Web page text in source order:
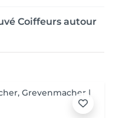
Coiffeurs autour